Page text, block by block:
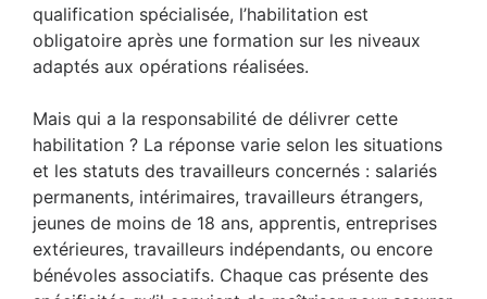
qualification spécialisée, l’habilitation est
obligatoire après une formation sur les niveaux
adaptés aux opérations réalisées.
Mais qui a la responsabilité de délivrer cette
habilitation ? La réponse varie selon les situations
et les statuts des travailleurs concernés : salariés
permanents, intérimaires, travailleurs étrangers,
jeunes de moins de 18 ans, apprentis, entreprises
extérieures, travailleurs indépendants, ou encore
bénévoles associatifs. Chaque cas présente des